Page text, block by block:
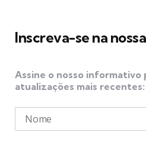
Inscreva-se na
Assine o nosso informativo
atualizações mais recentes: